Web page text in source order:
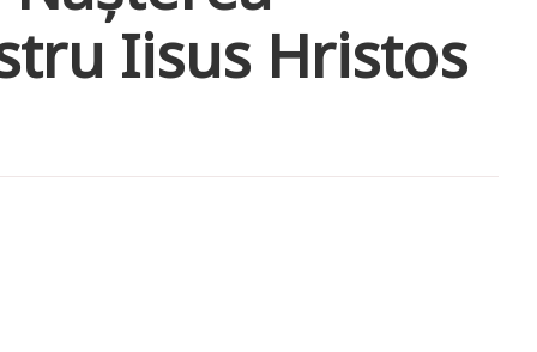
Iisus Hristos